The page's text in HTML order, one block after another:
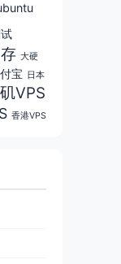
大硬
宝 日本
VPS
香港VPS